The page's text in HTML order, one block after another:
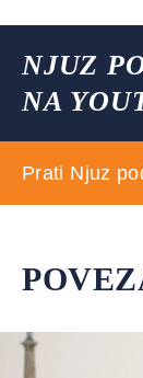
NJUZ
NA
Prati Njuz